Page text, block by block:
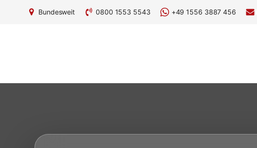
Bundesweit 0800 1553 5543 +49 1556 3887 456